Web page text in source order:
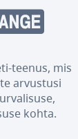
teenus, mis
arvustusi
kohta.